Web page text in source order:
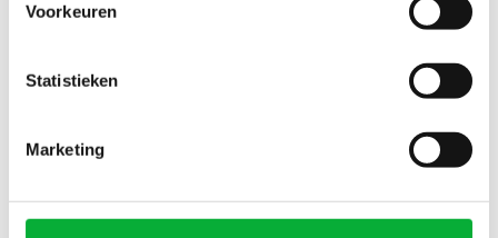
Voorkeuren
Statistieken
Marketing
Groningen Enschede Wilp Borne Rijssen Hardenberg
Heemskerk Beverwijk Zaandam Zaanstad Castricum
Hellevoetsluis Krimpen a/d IJssel Capelle a/d IJssel